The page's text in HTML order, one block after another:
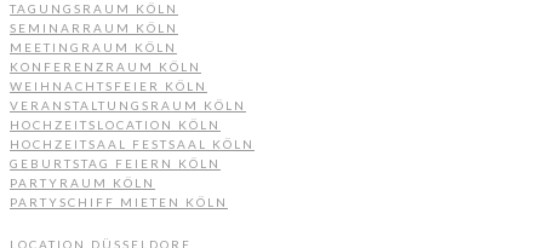
TAGUNGSRAUM KÖLN
SEMINARRAUM KÖLN
MEETINGRAUM KÖLN
KONFERENZRAUM KÖLN
WEIHNACHTSFEIER KÖLN
VERANSTALTUNGSRAUM KÖLN
HOCHZEITSLOCATION KÖLN
HOCHZEITSAAL FESTSAAL KÖLN
GEBURTSTAG FEIERN KÖLN
PARTYRAUM KÖLN
PARTYSCHIFF MIETEN KÖLN
LOCATION DÜSSELDORF